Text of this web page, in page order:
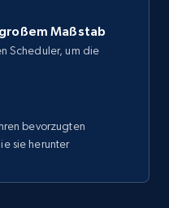
Maßstab
Scheduler, um die
bevorzugten
sie herunter